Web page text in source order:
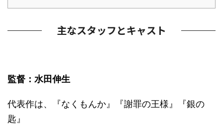
主なスタッフとキャスト
監督：水田伸生
代表作は、『なくもんか』『謝罪の王様』『銀の
匙』